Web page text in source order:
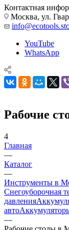
Контактная
Москва, ул.
YouTube
WhatsApp
Рабочие
4
Главная
—
Каталог
—
Инструменты в
Снегоуборочная
давления
авто
—